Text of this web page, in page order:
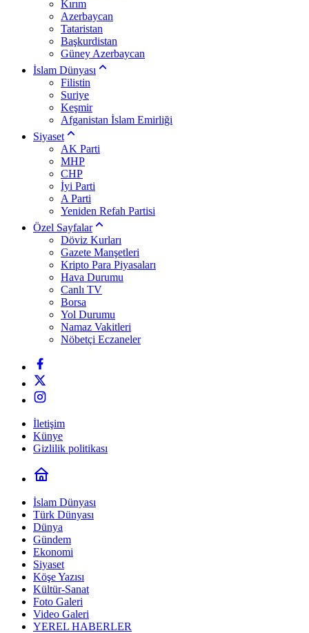
Kırım
Azerbaycan
Tataristan
Başkurdistan
Güney Azerbaycan
İslam Dünyası
Filistin
Suriye
Keşmir
Afganistan İslam Emirliği
Siyaset
AK Parti
MHP
CHP
İyi Parti
A Parti
Yeniden Refah Partisi
Özel Sayfalar
Döviz Kurları
Gazete Manşetleri
Kripto Para Piyasaları
Hava Durumu
Canlı TV
Borsa
Yol Durumu
Namaz Vakitleri
Nöbetçi Eczaneler
İletişim
Künye
Gizlilik politikası
İslam Dünyası
Türk Dünyası
Dünya
Gündem
Ekonomi
Siyaset
Köşe Yazısı
Kültür-Sanat
Foto Galeri
Video Galeri
YEREL HABERLER